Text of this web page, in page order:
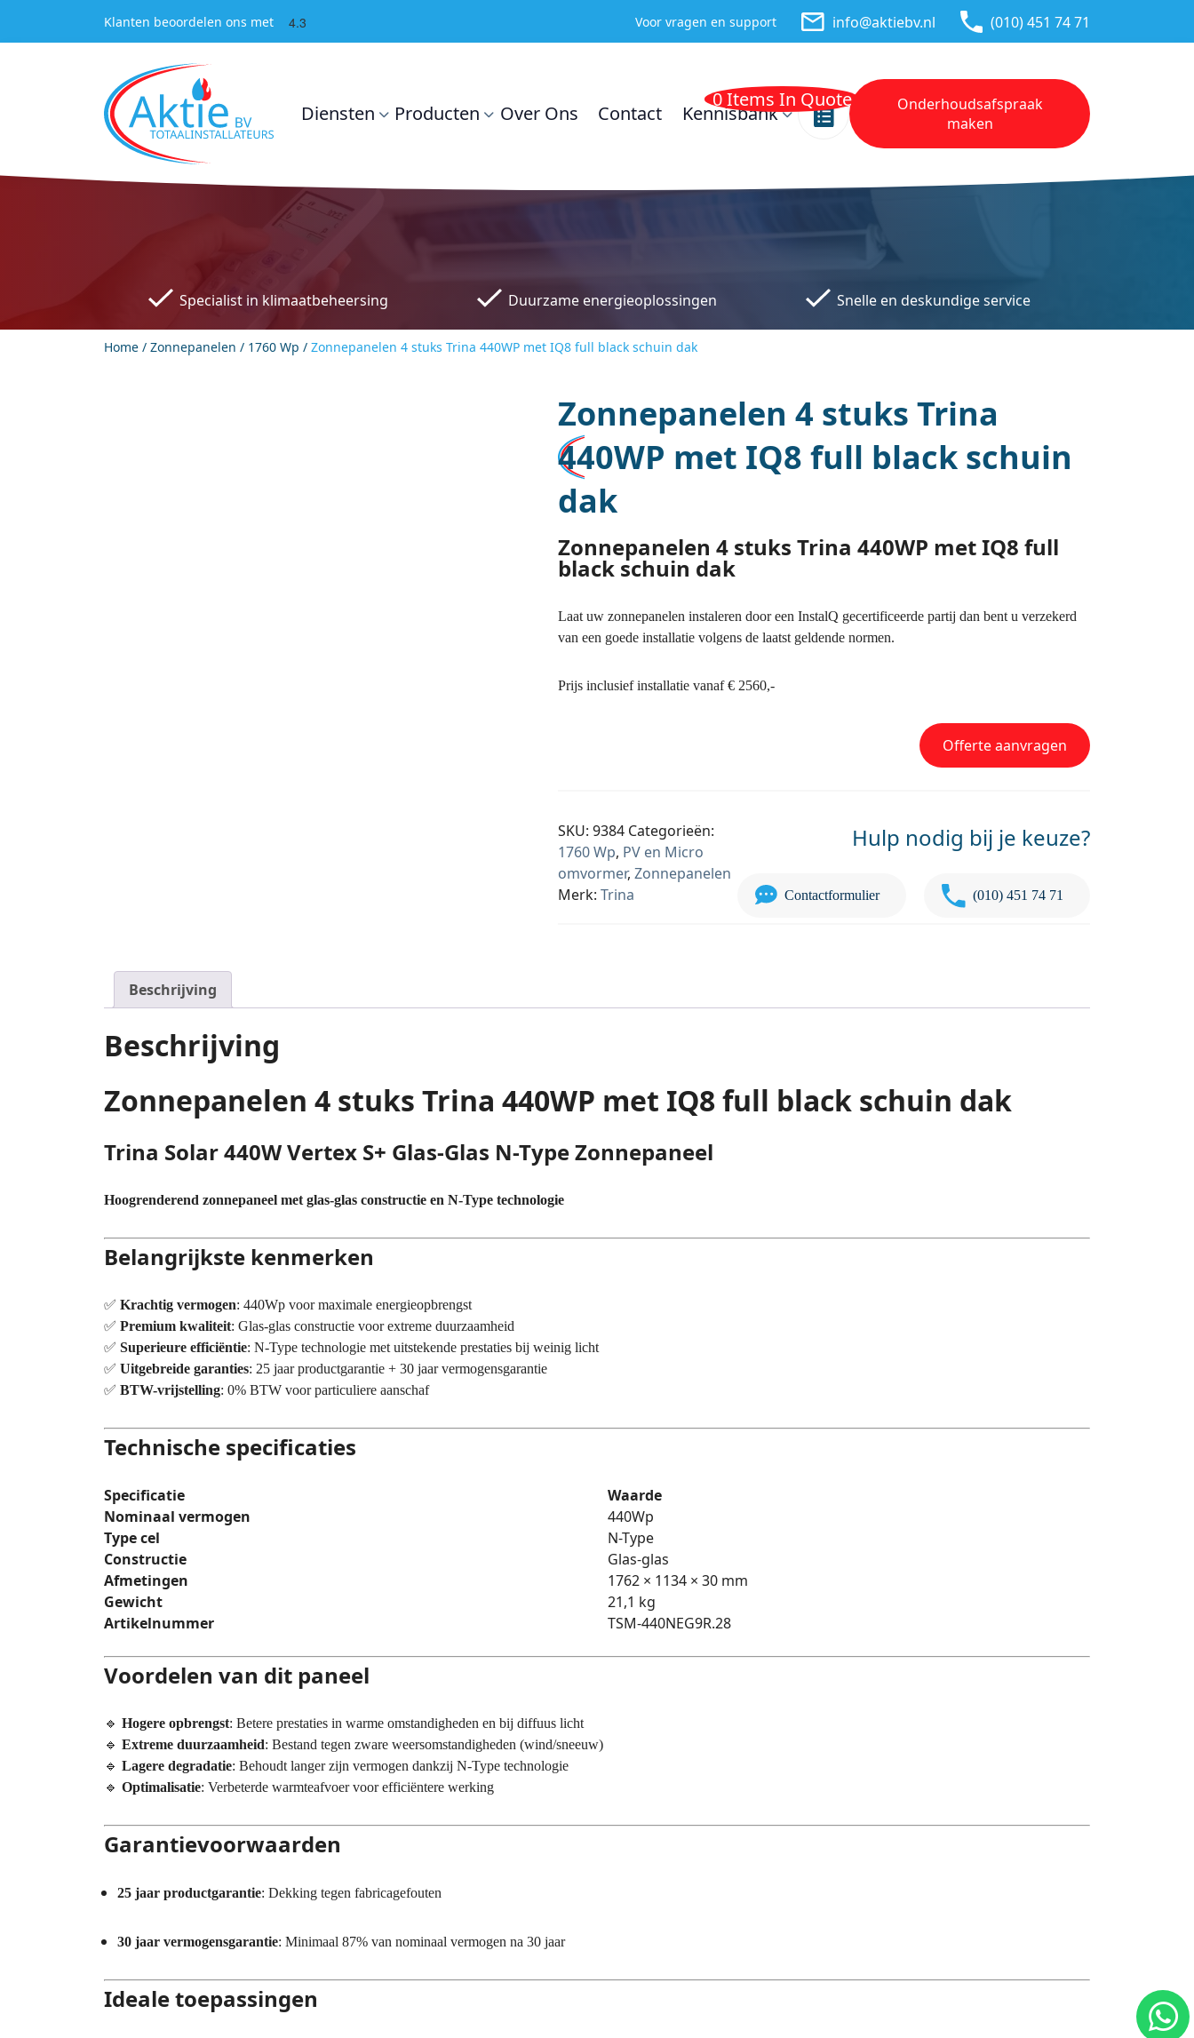
Klanten beoordelen ons met 4.3 Voor vragen en support info@aktiebv.nl (010) 451 74 71
Diensten Producten Over Ons Contact Kennisbank
0 Items In Quote
Onderhoudsafspraak
maken
Specialist in klimaatbeheersing Duurzame energieoplossingen Snelle en deskundige service
Home / Zonnepanelen / 1760 Wp / Zonnepanelen 4 stuks Trina 440WP met IQ8 full black schuin dak
Zonnepanelen 4 stuks Trina
440WP met IQ8 full black schuin
dak
Zonnepanelen 4 stuks Trina 440WP met IQ8 full
black schuin dak
Laat uw zonnepanelen instaleren door een InstalQ gecertificeerde partij dan bent u verzekerd
van een goede installatie volgens de laatst geldende normen.
Prijs inclusief installatie vanaf € 2560,-
Offerte aanvragen
Hulp nodig bij je keuze?
Contactformulier (010) 451 74 71
SKU: 9384 Categorieën:
1760 Wp, PV en Micro
omvormer, Zonnepanelen
Merk: Trina
Beschrijving
Beschrijving
Zonnepanelen 4 stuks Trina 440WP met IQ8 full black schuin dak
Trina Solar 440W Vertex S+ Glas-Glas N-Type Zonnepaneel
Hoogrenderend zonnepaneel met glas-glas constructie en N-Type technologie
Belangrijkste kenmerken
✅ Krachtig vermogen: 440Wp voor maximale energieopbrengst
✅ Premium kwaliteit: Glas-glas constructie voor extreme duurzaamheid
✅ Superieure efficiëntie: N-Type technologie met uitstekende prestaties bij weinig licht
✅ Uitgebreide garanties: 25 jaar productgarantie + 30 jaar vermogensgarantie
✅ BTW-vrijstelling: 0% BTW voor particuliere aanschaf
Technische specificaties
Specificatie
Waarde
Nominaal vermogen
440Wp
Type cel
N-Type
Constructie
Glas-glas
Afmetingen
1762 × 1134 × 30 mm
Gewicht
21,1 kg
Artikelnummer
TSM-440NEG9R.28
Voordelen van dit paneel
🔹 Hogere opbrengst: Betere prestaties in warme omstandigheden en bij diffuus licht
🔹 Extreme duurzaamheid: Bestand tegen zware weersomstandigheden (wind/sneeuw)
🔹 Lagere degradatie: Behoudt langer zijn vermogen dankzij N-Type technologie
🔹 Optimalisatie: Verbeterde warmteafvoer voor efficiëntere werking
Garantievoorwaarden
25 jaar productgarantie: Dekking tegen fabricagefouten
30 jaar vermogensgarantie: Minimaal 87% van nominaal vermogen na 30 jaar
Ideale toepassingen